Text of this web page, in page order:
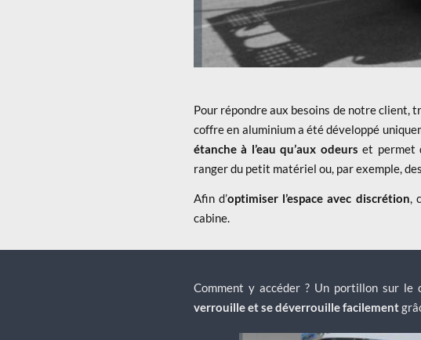
Pour répondre aux besoins de notre client,
coffre en aluminium a été développé
étanche à l’eau qu’aux odeurset permet
ranger du petit matériel ou, par exemple,
Afin d’optimiser l’espace avec discrétion,
cabine.
Comment y accéder ? Un portillon sur
verrouille et se déverrouille facilement